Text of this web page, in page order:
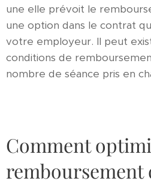
une elle prévoit le
une option dans le contrat
votre employeur. Il peut
conditions de
nombre de séance pris en
Comment
remboursement